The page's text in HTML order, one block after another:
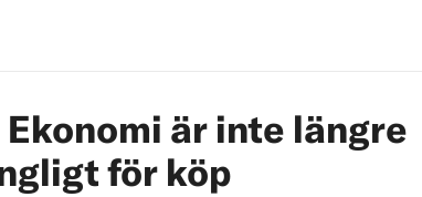
är inte längre
för köp